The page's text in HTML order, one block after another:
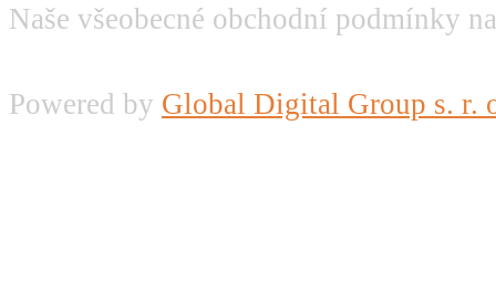
Naše všeobecné obchodní podmínky
Powered by Global Digital Group s. r.